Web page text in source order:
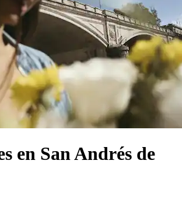
en San Andrés de